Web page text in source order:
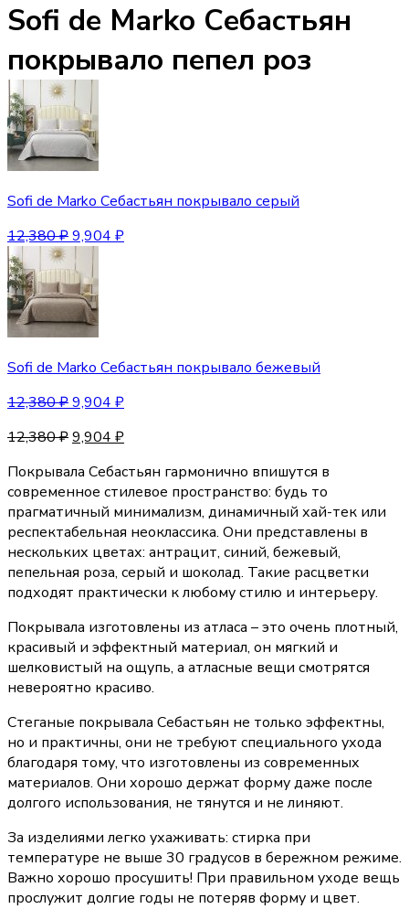
Sofi de Marko Себастьян
покрывало пепел роз
Sofi de Marko Себастьян покрывало серый
12,380₽9,904 ₽
Sofi de Marko Себастьян покрывало бежевый
12,380₽9,904 ₽
12,380₽9,904 ₽
Покрывала Себастьян гармонично впишутся в
современное стилевое пространство: будь то
прагматичный минимализм, динамичный хай-тек или
респектабельная неоклассика. Они представлены в
нескольких цветах: антрацит, синий, бежевый,
пепельная роза, серый и шоколад. Такие расцветки
подходят практически к любому стилю и интерьеру.
Покрывала изготовлены из атласа – это очень плотный,
красивый и эффектный материал, он мягкий и
шелковистый на ощупь, а атласные вещи смотрятся
невероятно красиво.
Стеганые покрывала Себастьян не только эффектны,
но и практичны, они не требуют специального ухода
благодаря тому, что изготовлены из современных
материалов. Они хорошо держат форму даже после
долгого использования, не тянутся и не линяют.
За изделиями легко ухаживать: стирка при
температуре не выше 30 градусов в бережном режиме.
Важно хорошо просушить! При правильном уходе вещь
прослужит долгие годы не потеряв форму и цвет.